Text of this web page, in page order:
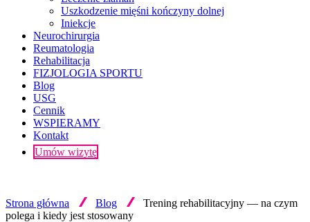
Uszkodzenie mięśni kończyny dolnej
Iniekcje
Neurochirurgia
Reumatologia
Rehabilitacja
FIZJOLOGIA SPORTU
Blog
USG
Cennik
WSPIERAMY
Kontakt
Umów wizytę
Strona główna Blog
Trening rehabilitacyjny — na czym
polega i kiedy jest stosowany